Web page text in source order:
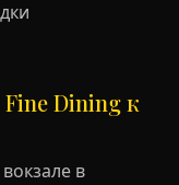
Dining к
в